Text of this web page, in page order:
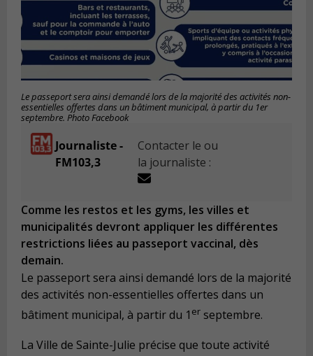
Le passeport sera ainsi demandé lors de la majorité des activités non-
essentielles offertes dans un bâtiment municipal, à partir du 1er
septembre. Photo Facebook
Journaliste -
FM103,3
Contacter le ou
la journaliste :
Comme les restos et les gyms, les villes et
municipalités devront appliquer les différentes
restrictions liées au passeport vaccinal, dès
demain.
Le passeport sera ainsi demandé lors de la majorité
des activités non-essentielles offertes dans un
bâtiment municipal, à partir du 1 er septembre.
La Ville de Sainte-Julie précise que toute activité